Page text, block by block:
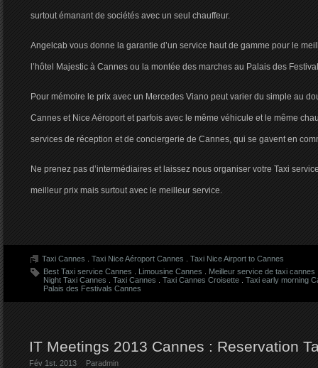
surtout émanant de sociétés avec un seul chauffeur.
Angelcab vous donne la garantie d’un service haut de gamme pour le
l’hôtel Majestic à Cannes ou la montée des marches au Palais des
Pour mémoire le prix avec un Mercedes Viano peut varier du simple au
Cannes et Nice Aéroport et parfois avec le même véhicule et le même
services de réception et de conciergerie de Cannes, qui se gavent en
Ne prenez pas d’intermédiaires et laissez nous organiser votre Taxi
meilleur prix mais surtout avec le meilleur service.
Taxi Cannes Taxi Nice Aéroport Cannes
Taxi Nice Airport to Cannes
Best Taxi service Cannes
Limousine Cannes Meilleur service de taxi cannes
Night Taxi Cannes
Taxi Cannes Taxi Cannes Croisette
Taxi early morning
Palais des Festivals Cannes
IT Meetings 2013 Cannes : Reservation
Fév 1st. 2013 Paradmin